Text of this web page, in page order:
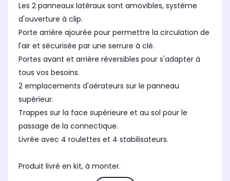
Les 2 panneaux latéraux sont amovibles, système
d'ouverture à clip.
Porte arrière ajourée pour permettre la circulation de
l'air et sécurisée par une serrure à clé.
Portes avant et arrière réversibles pour s'adapter à
tous vos besoins.
2 emplacements d'aérateurs sur le panneau
supérieur.
Trappes sur la face supérieure et au sol pour le
passage de la connectique.
Livrée avec 4 roulettes et 4 stabilisateurs.
Produit livré en kit, à monter.